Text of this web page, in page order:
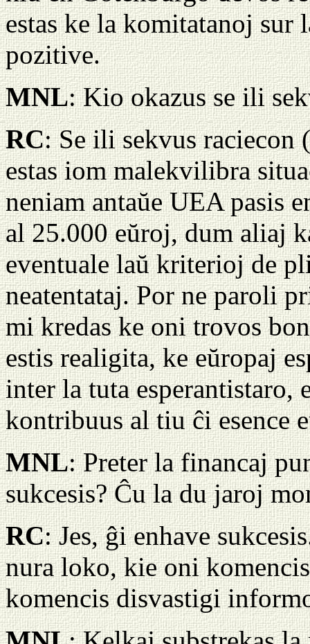
estas ke la komitatanoj sur
pozitive.
MNL: Kio okazus se ili
RC: Se ili sekvus
estas iom malekvilibra
neniam antaŭe UEA pasis
al 25.000 eŭroj, dum aliaj
eventuale laŭ kriterioj de
neatentataj. Por ne paroli
mi kredas ke oni trovos
estis realigita, ke eŭropaj
inter la tuta esperantistaro,
kontribuus al tiu ĉi esence
MNL: Preter la financaj
sukcesis? Ĉu la du jaroj
RC: Jes, ĝi enhave
nura loko, kie oni
komencis disvastigi